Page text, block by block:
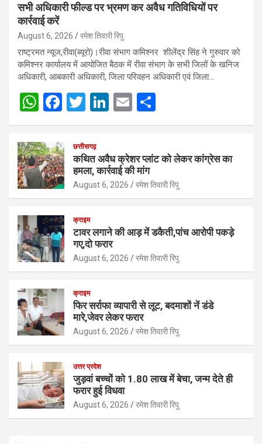
सभी अधिकारी फील्ड पर भ्रमण कर अवैध गतिविधियों पर
कार्रवाई करें
August 6, 2026 रमेश तिवारी रिपु
राष्ट्रमत न्यूज,रीवा(ब्यूरो)।रीवा संभाग कमिश्नर शीलेंद्र सिंह ने गुरुवार को
कमिश्नर कार्यालय में आयोजित बैठक में रीवा संभाग के सभी जिलों के खनिज
अधिकारी, आबकारी अधिकारी, जिला परिवहन अधिकारी एवं जिला…
W
h
at
s
A
p
p
F
a
ce
b
o
o
k
T
wi
tt
er
Li
n
dI
n
E
m h
e
छत्तीसगढ़
कथित अवैध क्रेशर प्लांट को लेकर कांग्रेस का
हमला, कार्रवाई की मांग
August 6, 2026 रमेश तिवारी रिपु
क्राइम
टावर लगाने की आड़ में डकैती,पांच आरोपी पकड़े
गए,दो फरार
August 6, 2026 रमेश तिवारी रिपु
क्राइम
फिर सर्राफा व्यापारी से लूट, बदमाशों नें डंडे
मारे,जेवर लेकर फरार
August 6, 2026 रमेश तिवारी रिपु
उत्तर प्रदेश
जुड़वां बच्चों को 1.80 लाख में बेचा, जन्म देते ही
फरार हुई विधवा
August 6, 2026 रमेश तिवारी रिपु